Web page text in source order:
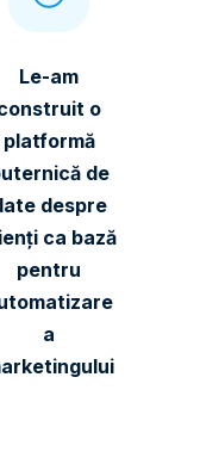
Le-am
o
platformă
de
despre
ca bază
pentru
a